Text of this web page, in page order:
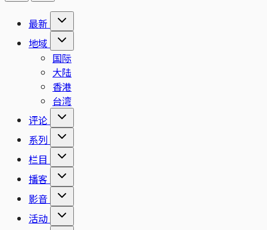
最新
地域
国际
大陆
香港
台湾
评论
系列
栏目
播客
影音
活动